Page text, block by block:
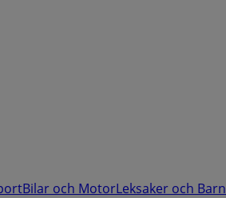
Bilar och MotorLeksaker och Barn